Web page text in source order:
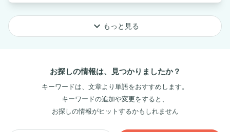
keyboard_arrow_down もっと見る
お探しの情報は、見つかりましたか？
キーワードは、文章より単語をおすすめします。
キーワードの追加や変更をすると、
お探しの情報がヒットするかもしれません